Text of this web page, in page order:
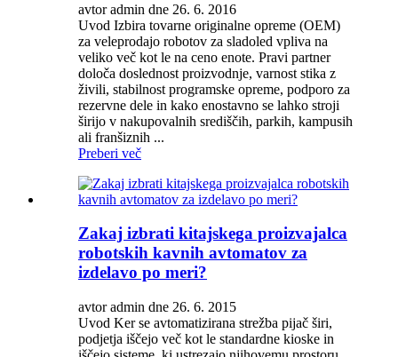
avtor admin dne 26. 6. 2016
Uvod Izbira tovarne originalne opreme (OEM)
za veleprodajo robotov za sladoled vpliva na
veliko več kot le na ceno enote. Pravi partner
določa doslednost proizvodnje, varnost stika z
živili, stabilnost programske opreme, podporo za
rezervne dele in kako enostavno se lahko stroji
širijo v nakupovalnih središčih, parkih, kampusih
ali franšiznih ...
Preberi več
Zakaj izbrati kitajskega proizvajalca
robotskih kavnih avtomatov za
izdelavo po meri?
avtor admin dne 26. 6. 2015
Uvod Ker se avtomatizirana strežba pijač širi,
podjetja iščejo več kot le standardne kioske in